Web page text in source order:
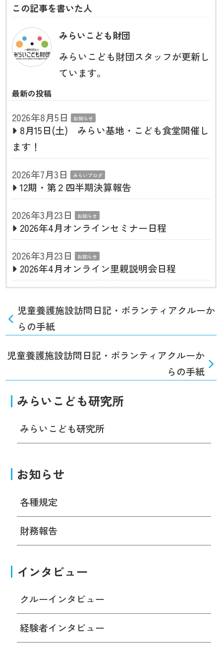
この記事を書いた人
みらいこども財団
みらいこども財団スタッフが更新し
ています。
最新の投稿
2026年8月5日 お知らせ
8月15日(土) みらい基地・こども食堂開催し
ます！
2026年7月3日
みらいブログ
12期・第２四半期決算報告
2026年3月23日
お知らせ
2026年4月オンラインセミナー日程
2026年3月23日
お知らせ
2026年4月オンライン里親説明会日程
児童養護施設訪問日記・ボランティアクルーか
らの手紙
児童養護施設訪問日記・ボランティアクルーか
らの手紙
みらいこども研究所
みらいこども研究所
お知らせ
各種規定
財務報告
インタビュー
クルーインタビュー
経験者インタビュー